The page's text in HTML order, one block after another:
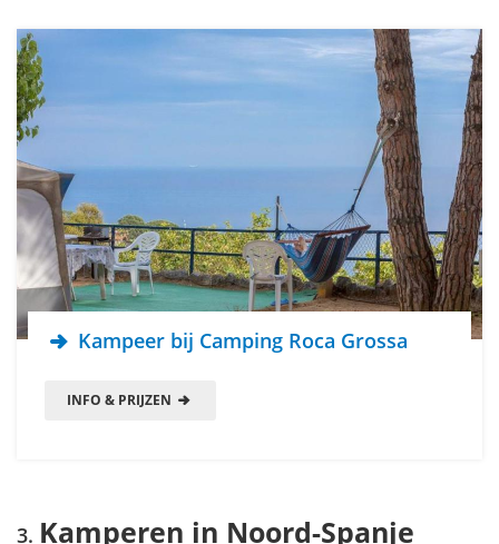
Kampeer bij Camping Roca Grossa
INFO & PRIJZEN
Kamperen in Noord-Spanje